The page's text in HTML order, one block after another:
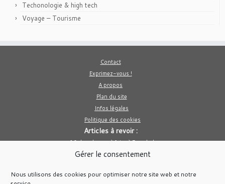
Gérer le consentement
Nous utilisons des cookies pour optimiser notre site web et notre
Techonologie & high tech
Voyage – Tourisme
Contact
Exprimez-vous !
A propos
Plan du site
Infos légales
Politique des cookies
Articles à revoir :
10 des choses à faire à Bangkok
Le poivre est il bon pour la santé ?
Médicament homéopathique pour le sommeil